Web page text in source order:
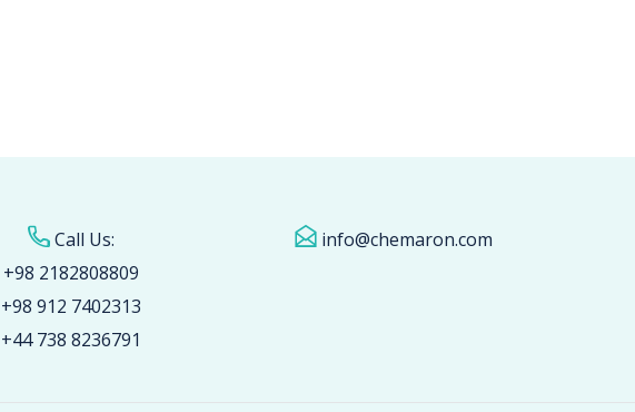
Call Us:
+98 2182808809
+98 912 7402313
+44 738 8236791
info@chemaron.com